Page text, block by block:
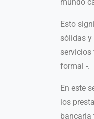
mundo
Esto
sólidas y
servicios
formal -.
En este
los
bancaria